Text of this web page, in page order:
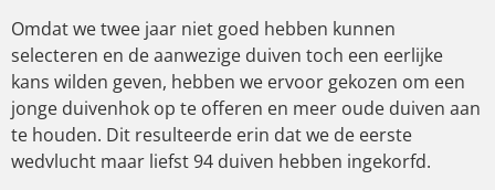
Omdat we twee jaar niet goed hebben kunnen
selecteren en de aanwezige duiven toch een eerlijke
kans wilden geven, hebben we ervoor gekozen om een
jonge duivenhok op te offeren en meer oude duiven aan
te houden. Dit resulteerde erin dat we de eerste
wedvlucht maar liefst 94 duiven hebben ingekorfd.